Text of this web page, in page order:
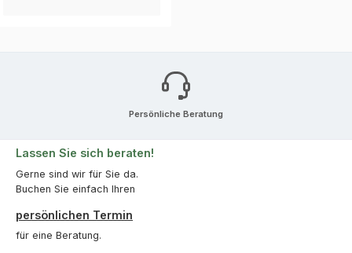
Persönliche Beratung
Lassen Sie sich beraten!
Gerne sind wir für Sie da.
Buchen Sie einfach Ihren
persönlichen Termin
für eine Beratung.